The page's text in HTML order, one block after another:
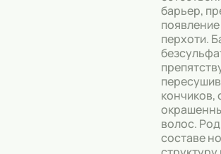
барьер,
перхоти.
кончиков,
волос.
составе